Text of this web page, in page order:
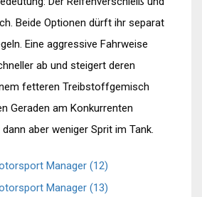
Beide Optionen dürft ihr separat
Eine aggressive Fahrweise
ab und steigert deren
fetteren Treibstoffgemisch
Geraden am Konkurrenten
aber weniger Sprit im Tank.